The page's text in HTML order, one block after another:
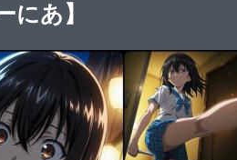
あ】